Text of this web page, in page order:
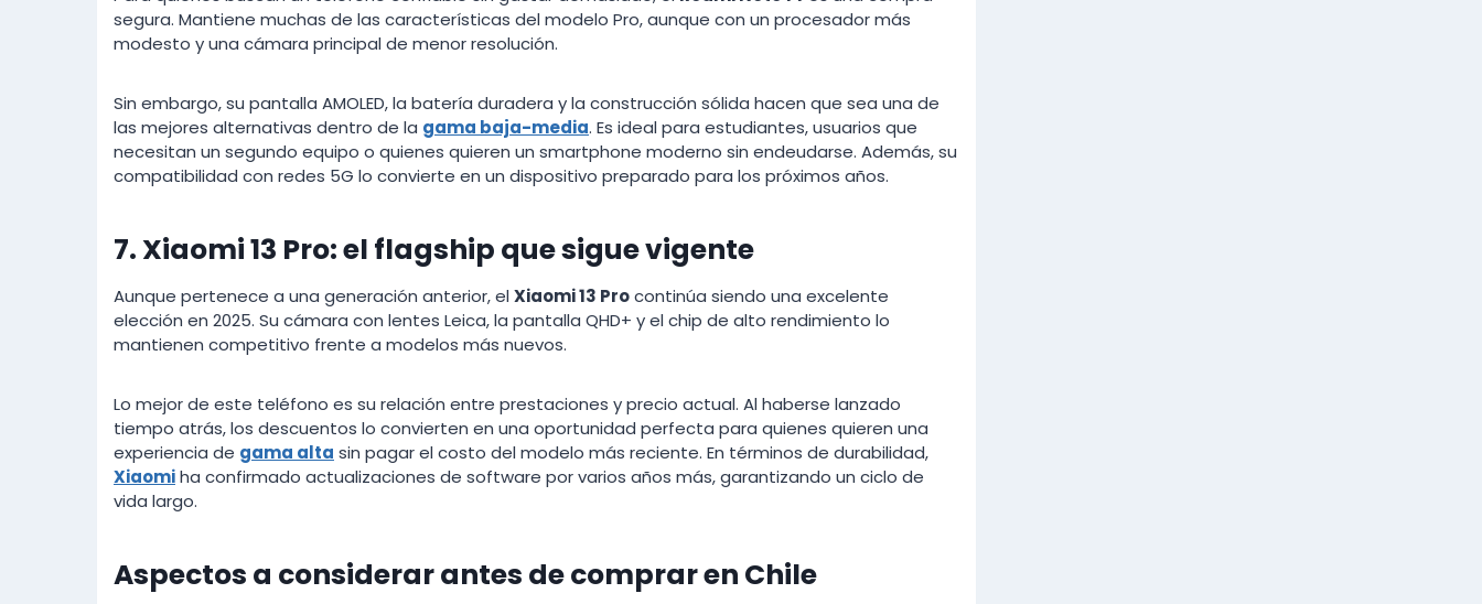
segura. Mantiene muchas de las características del modelo Pro, aunque con un procesador más
modesto y una cámara principal de menor resolución.
Sin embargo, su pantalla AMOLED, la batería duradera y la construcción sólida hacen que sea una de
las mejores alternativas dentro de la gama baja-media. Es ideal para estudiantes, usuarios que
necesitan un segundo equipo o quienes quieren un smartphone moderno sin endeudarse. Además, su
compatibilidad con redes 5G lo convierte en un dispositivo preparado para los próximos años.
7. Xiaomi 13 Pro: el flagship que sigue vigente
Aunque pertenece a una generación anterior, el Xiaomi 13 Procontinúa siendo una excelente
elección en 2025. Su cámara con lentes Leica, la pantalla QHD+ y el chip de alto rendimiento lo
mantienen competitivo frente a modelos más nuevos.
Lo mejor de este teléfono es su relación entre prestaciones y precio actual. Al haberse lanzado
tiempo atrás, los descuentos lo convierten en una oportunidad perfecta para quienes quieren una
experiencia de gama alta sin pagar el costo del modelo más reciente. En términos de durabilidad,
Xiaomiha confirmado actualizaciones de software por varios años más, garantizando un ciclo de
vida largo.
Aspectos a considerar antes de comprar en Chile